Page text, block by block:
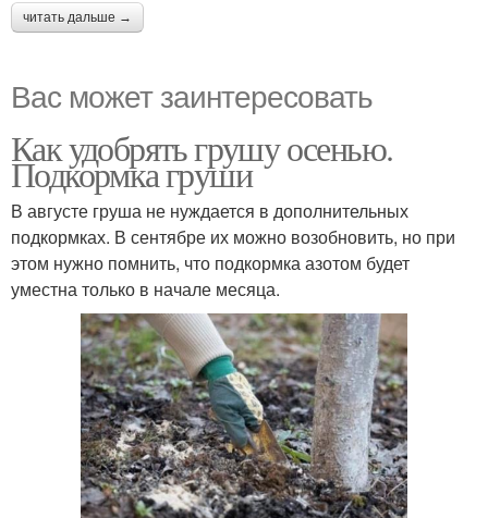
читать дальше →
Вас может заинтересовать
Как удобрять грушу осенью.
Подкормка груши
В августе груша не нуждается в дополнительных
подкормках. В сентябре их можно возобновить, но при
этом нужно помнить, что подкормка азотом будет
уместна только в начале месяца.